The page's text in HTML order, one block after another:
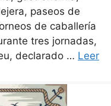
paseos de
de caballería
tres jornadas,
declarado … Leer